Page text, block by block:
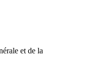
et de la